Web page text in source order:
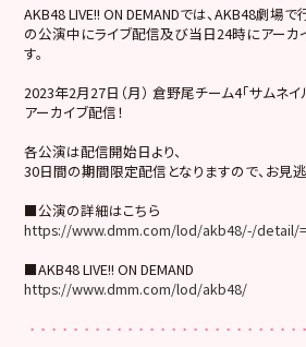
AKB48 LIVE!! ON DEMANDでは、AKB48劇場
の公演中にライブ配信及び当日24時にアーカ
す。
2023年2月27日（月） 倉野尾チーム4「サムネ
アーカイブ配信！
各公演は配信開始日より、
30日間の期間限定配信となりますので、お見逃
■公演の詳細はこちら
https://www.dmm.com/lod/akb48/-/detail/
■AKB48 LIVE!! ON DEMAND
https://www.dmm.com/lod/akb48/